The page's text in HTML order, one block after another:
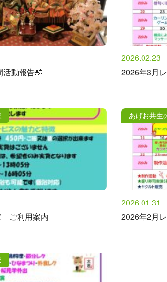
活動報告🎎
2026.02.23
2026年3月
ご利用案内
あげお共生
2026.01.31
2026年2月